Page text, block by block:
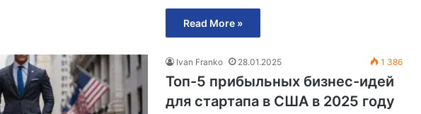
Read More »
Ivan Franko 28.01.2025 1 386
Топ-5 прибыльных бизнес-идей
для стартапа в США в 2025 году